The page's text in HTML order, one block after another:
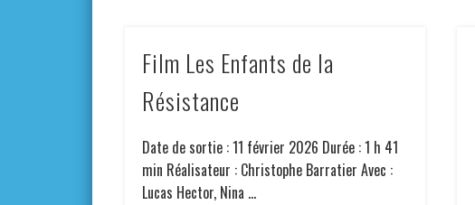
Film Les Enfants de la
Résistance
Date de sortie : 11 février 2026 Durée : 1 h 41
min Réalisateur : Christophe Barratier Avec :
Lucas Hector, Nina …